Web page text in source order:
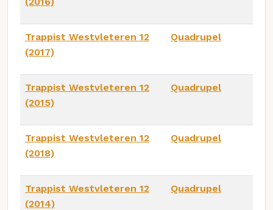
Trappist Westvleteren 12
(2017)
Quadrupel
Trappist Westvleteren 12
(2015)
Quadrupel
Trappist Westvleteren 12
(2018)
Quadrupel
Trappist Westvleteren 12
(2014)
Quadrupel